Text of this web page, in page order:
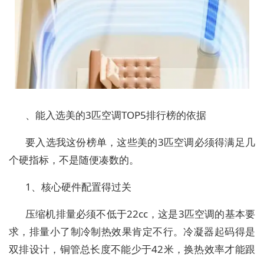
、能入选美的3匹空调TOP5排行榜的依据
要入选我这份榜单，这些美的3匹空调必须得满足几
个硬指标，不是随便凑数的。
1、核心硬件配置得过关
压缩机排量必须不低于22cc，这是3匹空调的基本要
求，排量小了制冷制热效果肯定不行。冷凝器起码得是
双排设计，铜管总长度不能少于42米，换热效率才能跟